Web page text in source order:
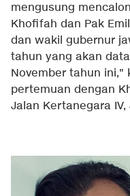
mengusung
Khofifah dan Pak
dan wakil gubernur
tahun yang akan
November tahun ini,"
pertemuan dengan
Jalan Kertanegara